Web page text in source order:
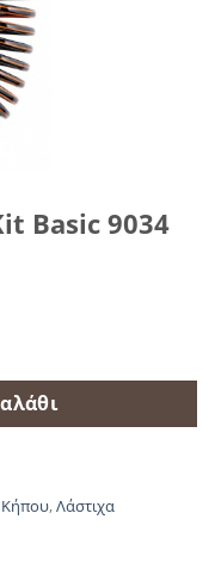
Basic 9034
Κήπου,Λάστιχα